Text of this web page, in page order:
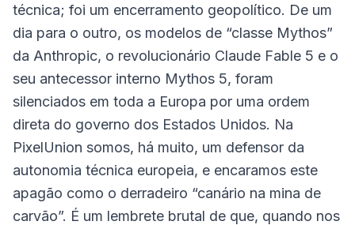
técnica; foi um encerramento geopolítico. De um
dia para o outro, os modelos de “classe Mythos”
da Anthropic, o revolucionário Claude Fable 5 e o
seu antecessor interno Mythos 5, foram
silenciados em toda a Europa por uma ordem
direta do governo dos Estados Unidos. Na
PixelUnion somos, há muito, um defensor da
autonomia técnica europeia, e encaramos este
apagão como o derradeiro “canário na mina de
carvão”. É um lembrete brutal de que, quando nos